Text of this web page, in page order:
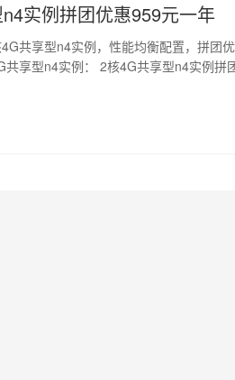
实例拼团优惠959元一年
共享型n4实例，性能均衡配置，拼团优
共享型n4实例： 2核4G共享型n4实例拼